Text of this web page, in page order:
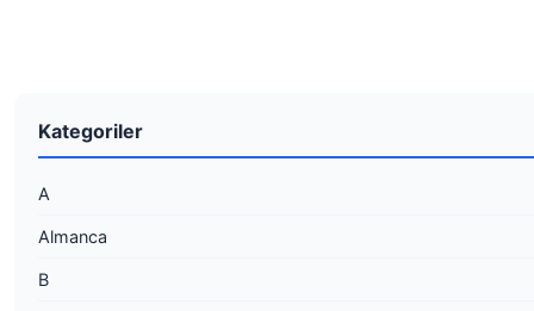
Kategoriler
A
Almanca
B